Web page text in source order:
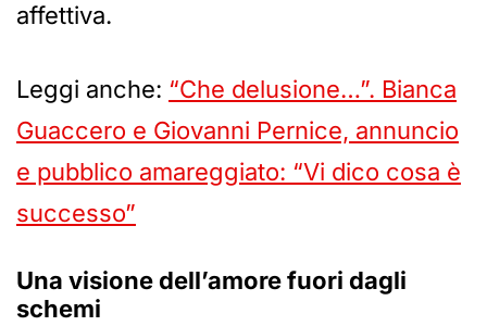
affettiva.
Leggi anche: “Che delusione…”. Bianca
Guaccero e Giovanni Pernice, annuncio
e pubblico amareggiato: “Vi dico cosa è
successo”
Una visione dell’amore fuori dagli
schemi